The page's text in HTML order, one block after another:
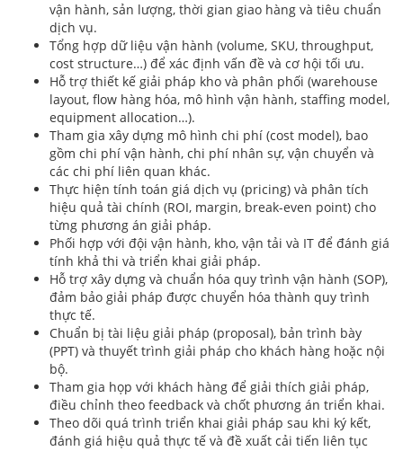
vận hành, sản lượng, thời gian giao hàng và tiêu chuẩn
dịch vụ.
Tổng hợp dữ liệu vận hành (volume, SKU, throughput,
cost structure…) để xác định vấn đề và cơ hội tối ưu.
Hỗ trợ thiết kế giải pháp kho và phân phối (warehouse
layout, flow hàng hóa, mô hình vận hành, staffing model,
equipment allocation…).
Tham gia xây dựng mô hình chi phí (cost model), bao
gồm chi phí vận hành, chi phí nhân sự, vận chuyển và
các chi phí liên quan khác.
Thực hiện tính toán giá dịch vụ (pricing) và phân tích
hiệu quả tài chính (ROI, margin, break-even point) cho
từng phương án giải pháp.
Phối hợp với đội vận hành, kho, vận tải và IT để đánh giá
tính khả thi và triển khai giải pháp.
Hỗ trợ xây dựng và chuẩn hóa quy trình vận hành (SOP),
đảm bảo giải pháp được chuyển hóa thành quy trình
thực tế.
Chuẩn bị tài liệu giải pháp (proposal), bản trình bày
(PPT) và thuyết trình giải pháp cho khách hàng hoặc nội
bộ.
Tham gia họp với khách hàng để giải thích giải pháp,
điều chỉnh theo feedback và chốt phương án triển khai.
Theo dõi quá trình triển khai giải pháp sau khi ký kết,
đánh giá hiệu quả thực tế và đề xuất cải tiến liên tục